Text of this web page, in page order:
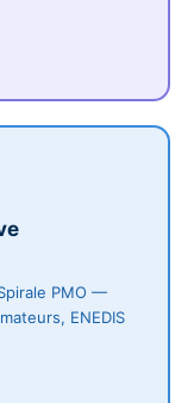
PMO —
ENEDIS